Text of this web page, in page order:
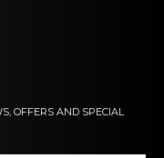
OFFERS AND SPECIAL